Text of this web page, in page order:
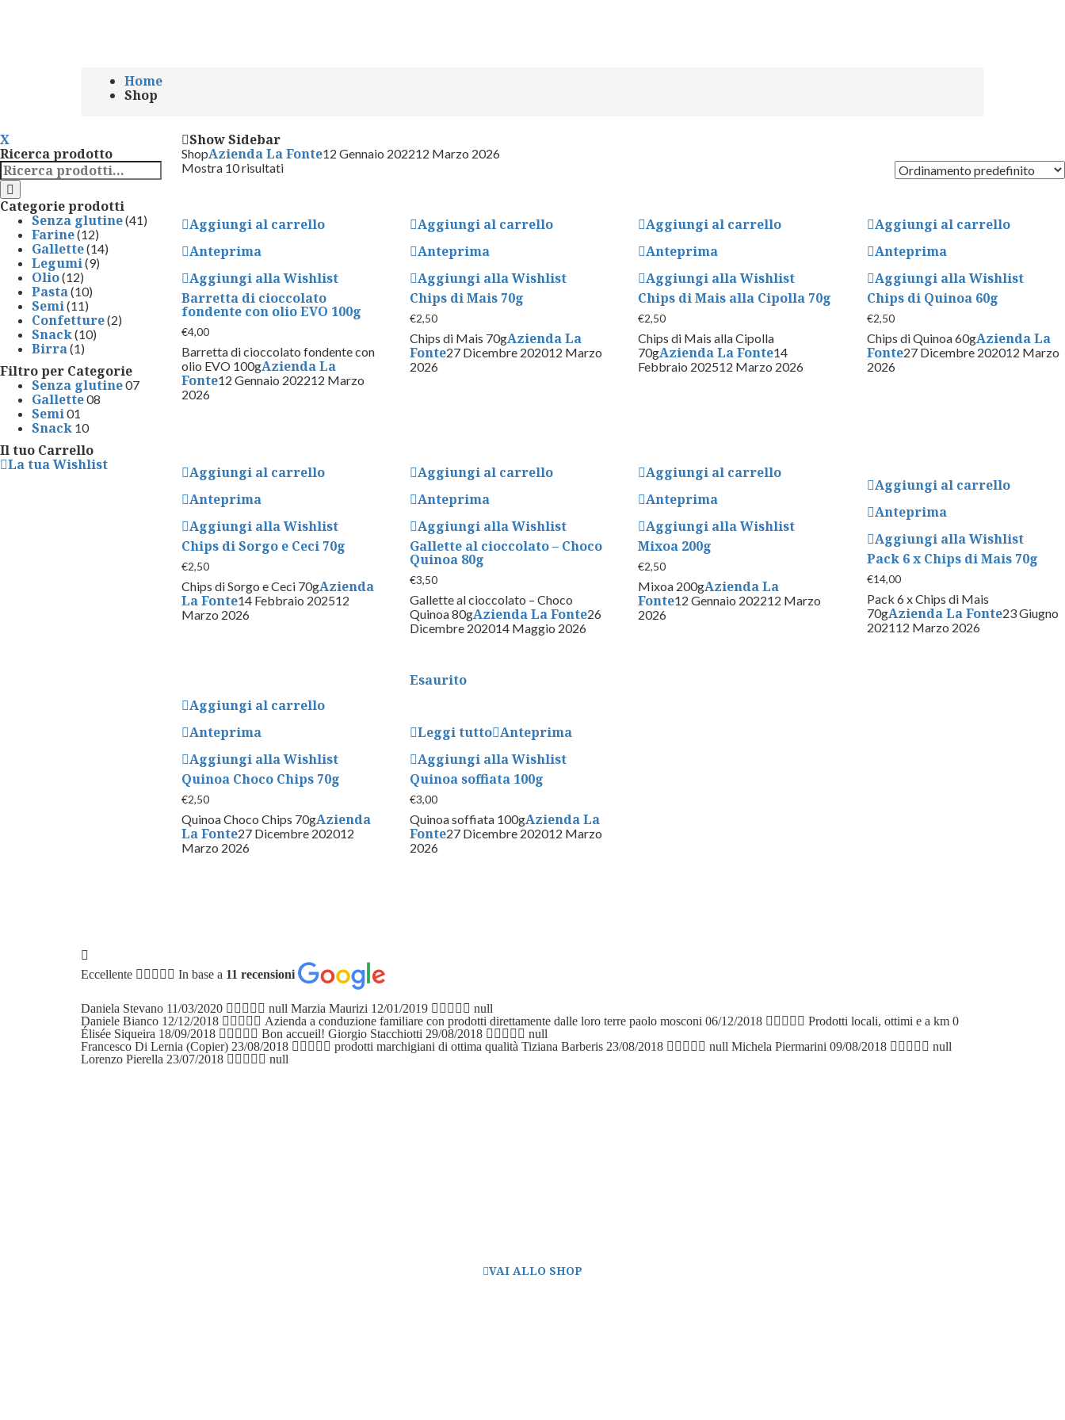
Home
Shop
Show Sidebar
ShopAzienda La Fonte12 Gennaio 202212 Marzo 2026
Mostra 10 risultati
Aggiungi al carrello
Anteprima
Aggiungi alla Wishlist
Barretta di cioccolato
fondente con olio EVO 100g
€4,00
Barretta di cioccolato fondente con
olio EVO 100gAzienda La
Fonte12 Gennaio 202212 Marzo
2026
Aggiungi al carrello
Anteprima
Aggiungi alla Wishlist
Chips di Mais 70g
€2,50
Chips di Mais 70gAzienda La
Fonte27 Dicembre 202012 Marzo
2026
Aggiungi al carrello
Anteprima
Aggiungi alla Wishlist
Chips di Mais alla Cipolla 70g
€2,50
Chips di Mais alla Cipolla
70gAzienda La Fonte14
Febbraio 202512 Marzo 2026
Aggiungi al carrello
Anteprima
Aggiungi alla Wishlist
Chips di Quinoa 60g
€2,50
Chips di Quinoa 60gAzienda La
Fonte27 Dicembre 202012 Marzo
2026
Aggiungi al carrello
Anteprima
Aggiungi alla Wishlist
Chips di Sorgo e Ceci 70g
€2,50
Chips di Sorgo e Ceci 70gAzienda
La Fonte14 Febbraio 202512
Marzo 2026
Aggiungi al carrello
Anteprima
Aggiungi alla Wishlist
Gallette al cioccolato – Choco
Quinoa 80g
€3,50
Gallette al cioccolato – Choco
Quinoa 80gAzienda La Fonte26
Dicembre 202014 Maggio 2026
Aggiungi al carrello
Anteprima
Aggiungi alla Wishlist
Mixoa 200g
€2,50
Mixoa 200gAzienda La
Fonte12 Gennaio 202212 Marzo
2026
Aggiungi al carrello
Anteprima
Aggiungi alla Wishlist
Pack 6 x Chips di Mais 70g
€14,00
Pack 6 x Chips di Mais
70gAzienda La Fonte23 Giugno
202112 Marzo 2026
Aggiungi al carrello
Anteprima
Aggiungi alla Wishlist
Quinoa Choco Chips 70g
€2,50
Quinoa Choco Chips 70gAzienda
La Fonte27 Dicembre 202012
Marzo 2026
Esaurito
Leggi tutto Anteprima
Aggiungi alla Wishlist
Quinoa soffiata 100g
€3,00
Quinoa soffiata 100gAzienda La
Fonte27 Dicembre 202012 Marzo
2026
X
Ricerca prodotto
Search
for:
Categorie prodotti
Senza glutine(41)
Farine(12)
Gallette(14)
Legumi(9)
Olio(12)
Pasta(10)
Semi(11)
Confetture(2)
Snack(10)
Birra(1)
Filtro per Categorie
Senza glutine07
Gallette08
Semi01
Snack 10
Il tuo Carrello
La tua Wishlist
Eccellente In base a 11 recensioni
Daniela Stevano 11/03/2020 null Marzia Maurizi 12/01/2019
null
Daniele Bianco 12/12/2018 Azienda a conduzione familiare con prodotti direttamente dalle loro terre paolo mosconi 06/12/2018
Prodotti locali, ottimi e a km 0
Élisée Siqueira 18/09/2018 Bon accueil! Giorgio Stacchiotti 29/08/2018
null
Francesco Di Lernia (Copier) 23/08/2018 prodotti marchigiani di ottima qualità Tiziana Barberis 23/08/2018 null Michela Piermarini 09/08/2018
null
Lorenzo Pierella 23/07/2018 null
VAI ALLO SHOP